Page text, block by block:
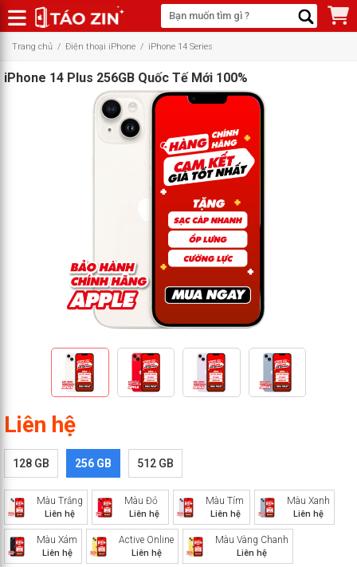
Trang chủ / Điện thoại iPhone / iPhone 14 Series
iPhone 14 Plus 256GB Quốc Tế Mới 100%
Liên hệ
128 GB 256 GB 512 GB
Màu Trắng
Liên hệ
Màu Đỏ
Liên hệ
Màu Tím
Liên hệ
Màu Xanh
Liên hệ
Màu Xám
Liên hệ
Active Online
Liên hệ
Màu Vàng Chanh
Liên hệ